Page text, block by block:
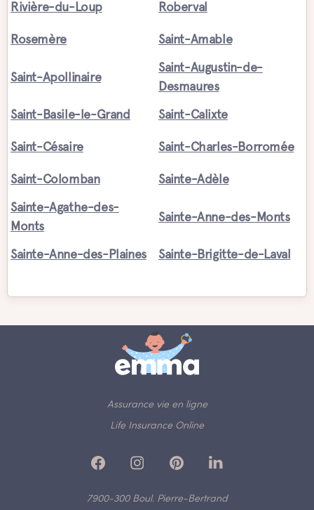
Rivière-du-Loup Roberval
Rosemère Saint-Amable
Saint-Apollinaire
Saint-Augustin-de-
Desmaures
Saint-Basile-le-Grand
Saint-Calixte
Saint-Césaire Saint-Charles-Borromée
Saint-Colomban
Sainte-Adèle
Sainte-Agathe-des-
Monts
Sainte-Anne-des-Monts
Sainte-Anne-des-Plaines Sainte-Brigitte-de-Laval
Assurance vie en ligne
Life Insurance Online
7900-300 Boul. Pierre-Bertrand